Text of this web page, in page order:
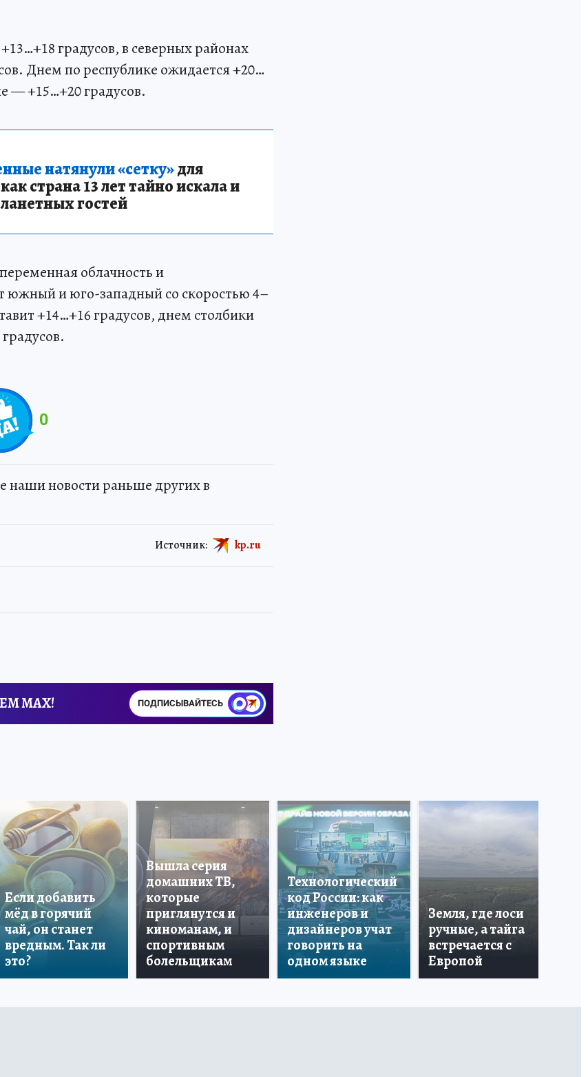
градусов, в северных районах
Днем по республике ожидается +20…
— +15…+20 градусов.
натянули «сетку»для
страна 13 лет тайно искала и
гостей
облачность и
южный и юго-западный со скоростью 4–
+14…+16 градусов, днем столбики
0
наши новости раньше других в
Источник: kp.ru
MAX! ПОДПИСЫВАЙТЕСЬ
Если добавить
мёд в горячий
чай, он станет
вредным. Так ли
это?
Вышла серия
домашних ТВ,
которые
приглянутся и
киноманам, и
спортивным
болельщикам
Технологический
код России: как
инженеров и
дизайнеров учат
говорить на
одном языке
Земля, где лоси
ручные, а тайга
встречается с
Европой